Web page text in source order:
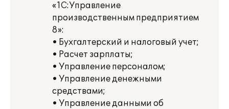
«1С:Управление
производственным предприятием
8»:
• Бухгалтерский и налоговый учет;
• Расчет зарплаты;
• Управление персоналом;
• Управление денежными
средствами;
• Управление данными об